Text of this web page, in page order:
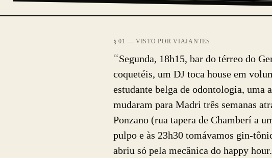
§ 01 — VISTO POR VIAJANTES
“Segunda, 18h15, bar do térreo do
coquetéis, um DJ toca house em
estudante belga de odontologia, uma
mudaram para Madri três semanas
Ponzano (rua tapera de Chamberí a
pulpo e às 23h30 tomávamos gin-
abriu só pela mecânica do happy